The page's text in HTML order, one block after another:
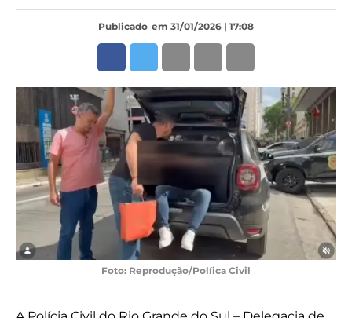
Publicado em 31/01/2026 | 17:08
Foto: Reprodução/Políica Civil